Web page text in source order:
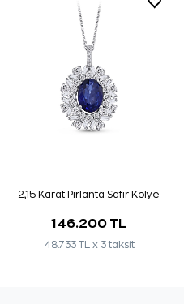
2,15 Karat Pırlanta Safir Kolye
146.200 TL
48.733 TL x 3 taksit